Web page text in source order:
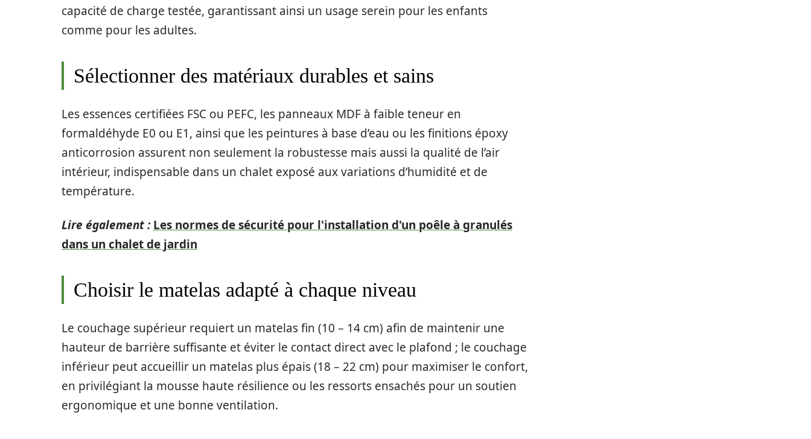
capacité de charge testée, garantissant ainsi un usage serein pour les enfants
comme pour les adultes.
Sélectionner des matériaux durables et sains
Les essences certifiées FSC ou PEFC, les panneaux MDF à faible teneur en
formaldéhyde E0 ou E1, ainsi que les peintures à base d’eau ou les finitions époxy
anticorrosion assurent non seulement la robustesse mais aussi la qualité de l’air
intérieur, indispensable dans un chalet exposé aux variations d’humidité et de
température.
Lire également : Les normes de sécurité pour l'installation d'un poêle à granulés
dans un chalet de jardin
Choisir le matelas adapté à chaque niveau
Le couchage supérieur requiert un matelas fin (10 – 14 cm) afin de maintenir une
hauteur de barrière suffisante et éviter le contact direct avec le plafond ; le couchage
inférieur peut accueillir un matelas plus épais (18 – 22 cm) pour maximiser le confort,
en privilégiant la mousse haute résilience ou les ressorts ensachés pour un soutien
ergonomique et une bonne ventilation.